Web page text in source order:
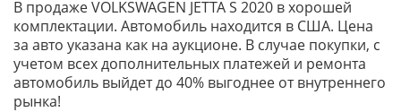
В продаже VOLKSWAGEN JETTA S 2020 в хорошей
комплектации. Автомобиль находится в США. Цена
за авто указана как на аукционе. В случае покупки, с
учетом всех дополнительных платежей и ремонта
автомобиль выйдет до 40% выгоднее от внутреннего
рынка!